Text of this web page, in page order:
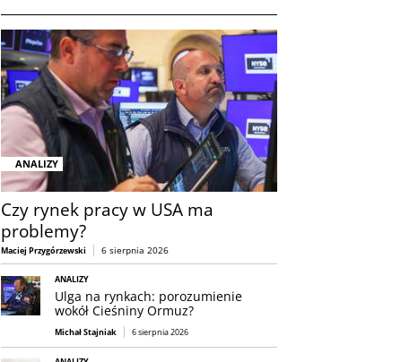
ANALIZY
Czy rynek pracy w USA ma
problemy?
Maciej Przygórzewski 6 sierpnia 2026
ANALIZY
Ulga na rynkach: porozumienie
wokół Cieśniny Ormuz?
Michał Stajniak 6 sierpnia 2026